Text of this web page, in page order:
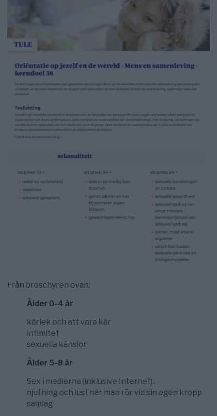
Från broschyren ovan:
Ålder 0-4 år
kärlek och att vara kär
intimitet
sexuella känslor
Ålder 5-8 år
Sex i medierna (inklusive Internet).
njutning och lust när man rör vid sin egen kropp
samlag